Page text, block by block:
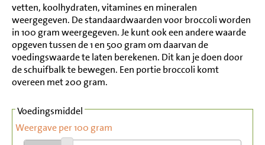
vetten, koolhydraten, vitamines en mineralen
weergegeven. De standaardwaarden voor broccoli worden
in 100 gram weergegeven. Je kunt ook een andere waarde
opgeven tussen de 1 en 500 gram om daarvan de
voedingswaarde te laten berekenen. Dit kan je doen door
de schuifbalk te bewegen. Een portie broccoli komt
overeen met 200 gram.
Voedingsmiddel
Weergave per 100 gram